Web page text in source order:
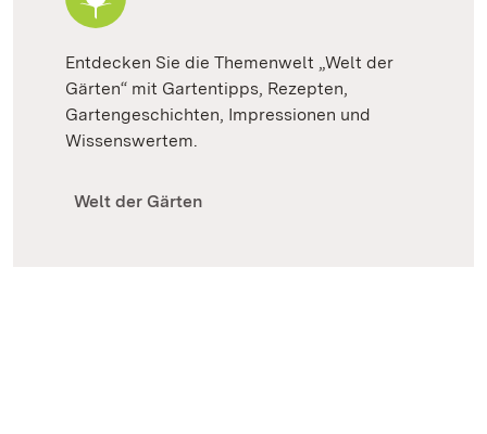
Entdecken Sie die Themenwelt „Welt der
Gärten“ mit Gartentipps, Rezepten,
Gartengeschichten, Impressionen und
Wissenswertem.
Welt der Gärten